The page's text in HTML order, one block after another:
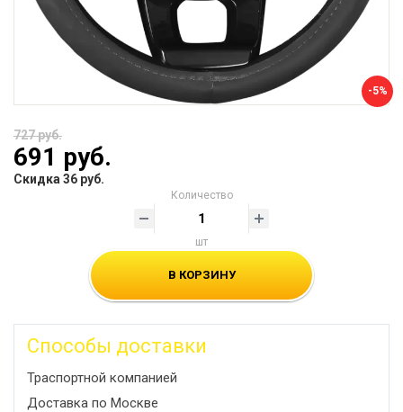
-5%
727 руб.
691 руб.
Скидка 36 руб.
Количество
шт
В КОРЗИНУ
Способы доставки
Траспортной компанией
Доставка по Москве